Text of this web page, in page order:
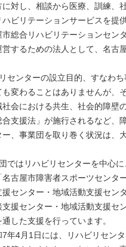
に対し、相談から医療、訓練、
ビリテーションサービスを提
市総合リハビリテーションセン
営するための法人として、名古
センターの設立目的、すなわ
変わることはありませんが、
会における共生、社会的障壁
支援法」が施行されるなど、
、事業団を取り巻く状況は、
ではリハビリセンターを中心
名古屋市障害者スポーツセンタ
センター・地域活動支援セン
援センター・地域活動支援セ
した支援を行っています。
年4月1日には、リハビリセン